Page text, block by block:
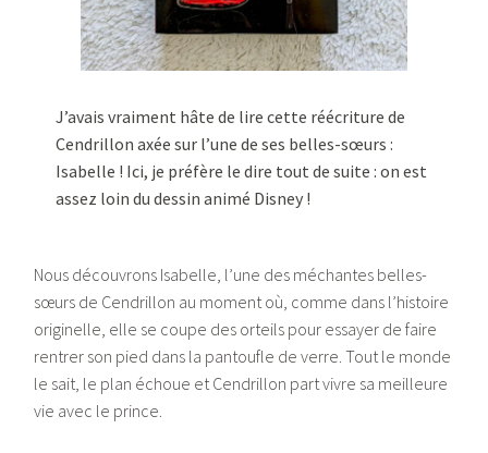
J’avais vraiment hâte de lire cette réécriture de
Cendrillon axée sur l’une de ses belles-sœurs :
Isabelle ! Ici, je préfère le dire tout de suite : on est
assez loin du dessin animé Disney !
Nous découvrons Isabelle, l’une des méchantes belles-
sœurs de Cendrillon au moment où, comme dans l’histoire
originelle, elle se coupe des orteils pour essayer de faire
rentrer son pied dans la pantoufle de verre. Tout le monde
le sait, le plan échoue et Cendrillon part vivre sa meilleure
vie avec le prince.